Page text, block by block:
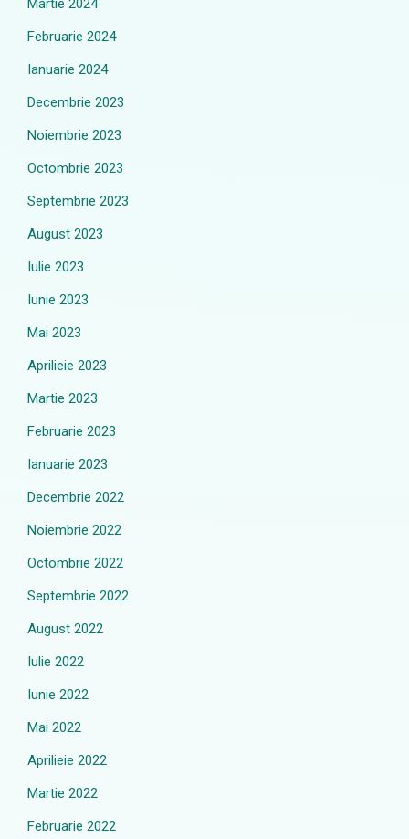
Martie 2024
Februarie 2024
Ianuarie 2024
Decembrie 2023
Noiembrie 2023
Octombrie 2023
Septembrie 2023
August 2023
Iulie 2023
Iunie 2023
Mai 2023
Aprilieie 2023
Martie 2023
Februarie 2023
Ianuarie 2023
Decembrie 2022
Noiembrie 2022
Octombrie 2022
Septembrie 2022
August 2022
Iulie 2022
Iunie 2022
Mai 2022
Aprilieie 2022
Martie 2022
Februarie 2022